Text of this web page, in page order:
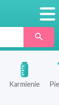
Karmienie